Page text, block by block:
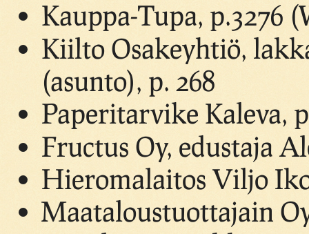
Kauppa-Tupa, p.3276
Kiilto Osakeyhtiö,
(asunto), p. 268
Paperitarvike Kaleva,
Fructus Oy, edustaja
Hieromalaitos Viljo
Maataloustuottajain